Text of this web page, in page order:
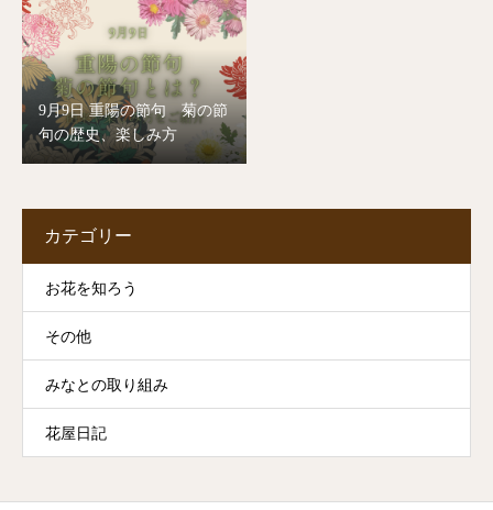
9月9日 重陽の節句 菊の節
句の歴史、楽しみ方
カテゴリー
お花を知ろう
その他
みなとの取り組み
花屋日記